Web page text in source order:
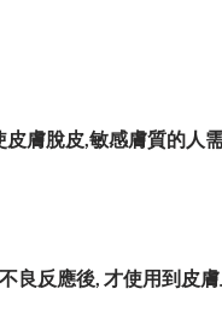
皮膚脫皮, 敏感膚質的人
良反應後, 才使用到皮